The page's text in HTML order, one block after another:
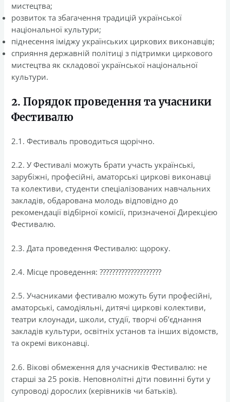
мистецтва;
розвиток та збагачення традицій української
національної культури;
піднесення іміджу українських циркових виконавців;
сприяння державній політиці з підтримки циркового
мистецтва як складової української національної
культури.
2. Порядок проведення та учасники
Фестивалю
2.1. Фестиваль проводиться щорічно.
2.2. У Фестивалі можуть брати участь українські,
зарубіжні, професійні, аматорські циркові виконавці
та колективи, студенти спеціалізованих навчальних
закладів, обдарована молодь відповідно до
рекомендації відбірної комісії, призначеної Дирекцією
Фестивалю.
2.3. Дата проведення Фестивалю: щороку.
2.4. Місце проведення: ????????????????????
2.5. Учасниками фестивалю можуть бути професійні,
аматорські, самодіяльні, дитячі циркові колективи,
театри клоунади, школи, студії, творчі об’єднання
закладів культури, освітніх установ та інших відомств,
та окремі виконавці.
2.6. Вікові обмеження для учасників Фестивалю: не
старші за 25 років. Неповнолітні діти повинні бути у
супроводі дорослих (керівників чи батьків).